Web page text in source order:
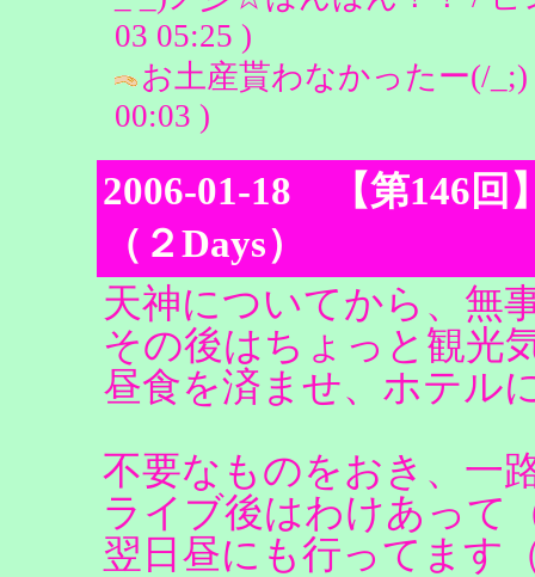
03 05:25 )
お土産貰わなかったー(/
00:03 )
2006-01-18 【第146回
（２Days）
天神についてから、無
その後はちょっと観光
昼食を済ませ、ホテル
不要なものをおき、一
ライブ後はわけあって
翌日昼にも行ってます